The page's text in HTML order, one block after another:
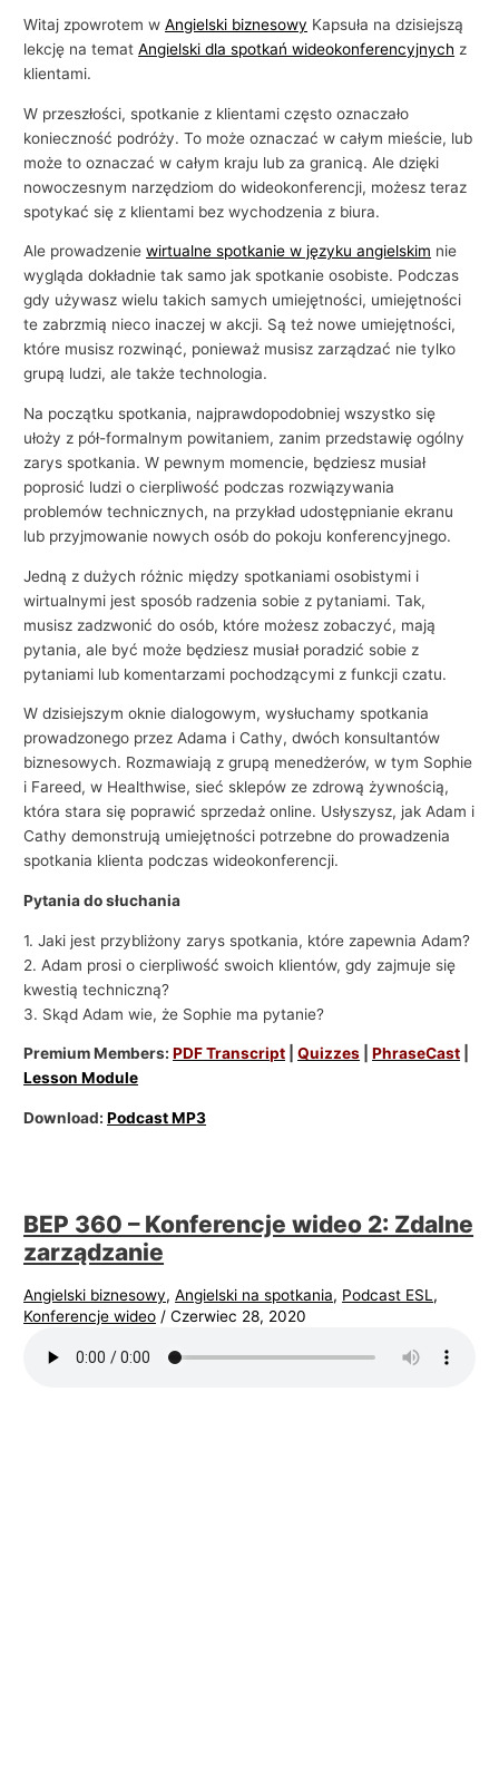
Witaj zpowrotem wAngielski biznesowy Kapsuła na dzisiejszą
lekcję na tematAngielski dla spotkań wideokonferencyjnych z
klientami.
W przeszłości, spotkanie z klientami często oznaczało
konieczność podróży. To może oznaczać w całym mieście, lub
może to oznaczać w całym kraju lub za granicą. Ale dzięki
nowoczesnym narzędziom do wideokonferencji, możesz teraz
spotykać się z klientami bez wychodzenia z biura.
Ale prowadzeniewirtualne spotkanie w języku angielskim nie
wygląda dokładnie tak samo jak spotkanie osobiste. Podczas
gdy używasz wielu takich samych umiejętności, umiejętności
te zabrzmią nieco inaczej w akcji. Są też nowe umiejętności,
które musisz rozwinąć, ponieważ musisz zarządzać nie tylko
grupą ludzi, ale także technologia.
Na początku spotkania, najprawdopodobniej wszystko się
ułoży z pół-formalnym powitaniem, zanim przedstawię ogólny
zarys spotkania. W pewnym momencie, będziesz musiał
poprosić ludzi o cierpliwość podczas rozwiązywania
problemów technicznych, na przykład udostępnianie ekranu
lub przyjmowanie nowych osób do pokoju konferencyjnego.
Jedną z dużych różnic między spotkaniami osobistymi i
wirtualnymi jest sposób radzenia sobie z pytaniami. Tak,
musisz zadzwonić do osób, które możesz zobaczyć, mają
pytania, ale być może będziesz musiał poradzić sobie z
pytaniami lub komentarzami pochodzącymi z funkcji czatu.
W dzisiejszym oknie dialogowym, wysłuchamy spotkania
prowadzonego przez Adama i Cathy, dwóch konsultantów
biznesowych. Rozmawiają z grupą menedżerów, w tym Sophie
i Fareed, w Healthwise, sieć sklepów ze zdrową żywnością,
która stara się poprawić sprzedaż online. Usłyszysz, jak Adam i
Cathy demonstrują umiejętności potrzebne do prowadzenia
spotkania klienta podczas wideokonferencji.
Pytania do słuchania
1. Jaki jest przybliżony zarys spotkania, które zapewnia Adam?
2. Adam prosi o cierpliwość swoich klientów, gdy zajmuje się
kwestią techniczną?
3. Skąd Adam wie, że Sophie ma pytanie?
Premium Members:PDF Transcript |Quizzes |PhraseCast
Lesson Module
Download:Podcast MP3
BEP 360 – Konferencje wideo 2: Zdalne
zarządzanie
Angielski biznesowy,Angielski na spotkania, Podcast ESL,
Konferencje wideo /Czerwiec 28, 2020